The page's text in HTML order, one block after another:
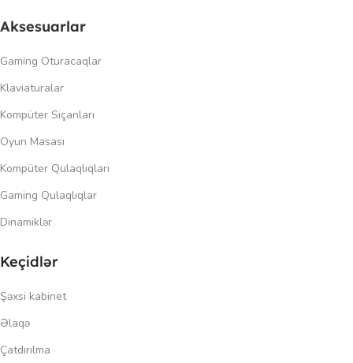
Aksesuarlar
Gaming Oturacaqlar
Klaviaturalar
Kompüter Siçanları
Oyun Masası
Kompüter Qulaqlıqları
Gaming Qulaqlıqlar
Dinamiklər
Keçidlər
Şəxsi kabinet
Əlaqə
Çatdırılma